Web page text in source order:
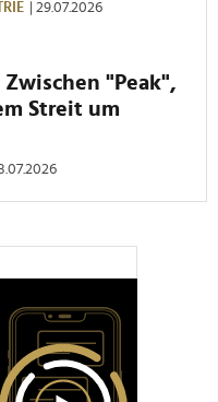
| 29.07.2026
"Peak",
Streit um